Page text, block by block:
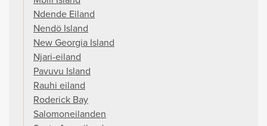
Ndende Eiland
Nendö Island
New Georgia Island
Njari-eiland
Pavuvu Island
Rauhi eiland
Roderick Bay
Salomoneilanden